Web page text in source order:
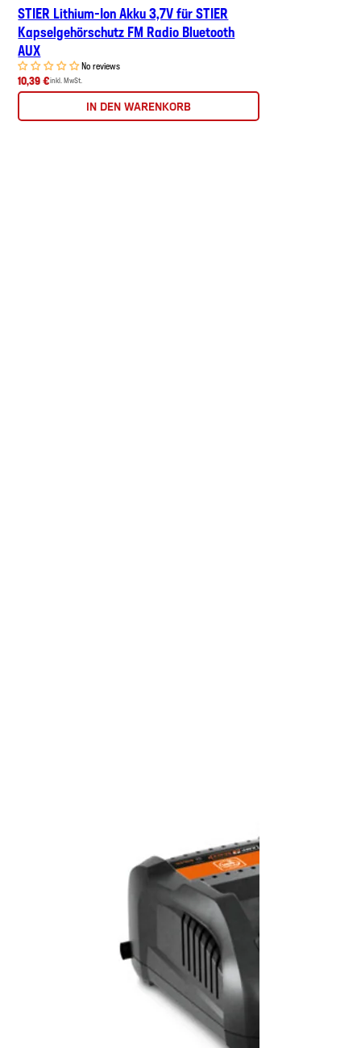
STIER Lithium-Ion Akku 3,7V für STIER
Kapselgehörschutz FM Radio Bluetooth
AUX
No reviews
10,39 €inkl. MwSt.
IN DEN WARENKORB